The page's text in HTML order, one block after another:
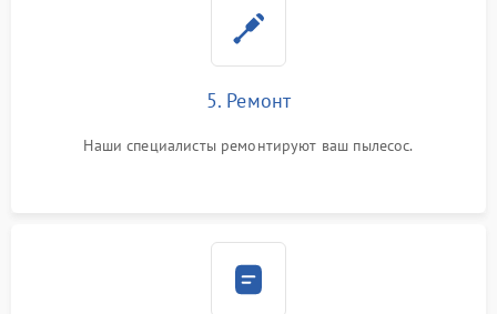
5. Ремонт
Наши специалисты ремонтируют ваш пылесос.